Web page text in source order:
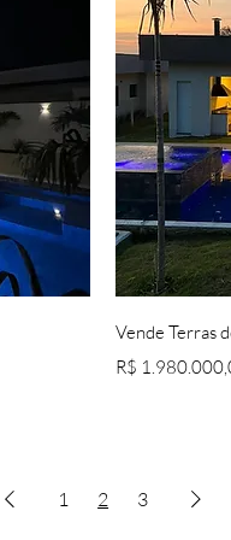
Vende Terras
Preço
R$
1 2 3